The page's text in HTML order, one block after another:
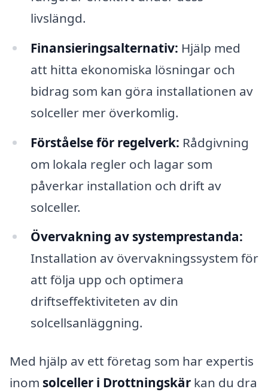
livslängd.
Finansieringsalternativ: Hjälp med
att hitta ekonomiska lösningar och
bidrag som kan göra installationen av
solceller mer överkomlig.
Förståelse för regelverk: Rådgivning
om lokala regler och lagar som
påverkar installation och drift av
solceller.
Övervakning av systemprestanda:
Installation av övervakningssystem för
att följa upp och optimera
driftseffektiviteten av din
solcellsanläggning.
Med hjälp av ett företag som har expertis
inom solceller i Drottningskär kan du dra